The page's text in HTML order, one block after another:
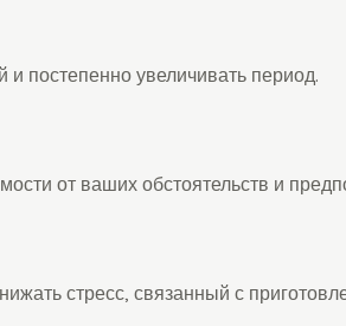
постепенно увеличивать период.
от ваших обстоятельств и
стресс, связанный с